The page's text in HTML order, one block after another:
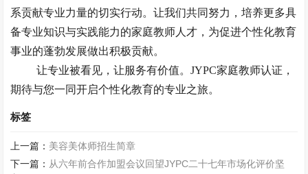
系贡献专业力量的切实行动。让我们共同努力，培养更多具
备专业知识与实践能力的家庭教师人才，为促进个性化教育
事业的蓬勃发展做出积极贡献。
让专业被看见，让服务有价值。 JYPC家庭教师认证，
期待与您一同开启个性化教育的专业之旅。
标签
上一篇： 美容美体师招生简章
下一篇： 从六年前合作加盟会议回望JYPC二十七年市场化评价坚